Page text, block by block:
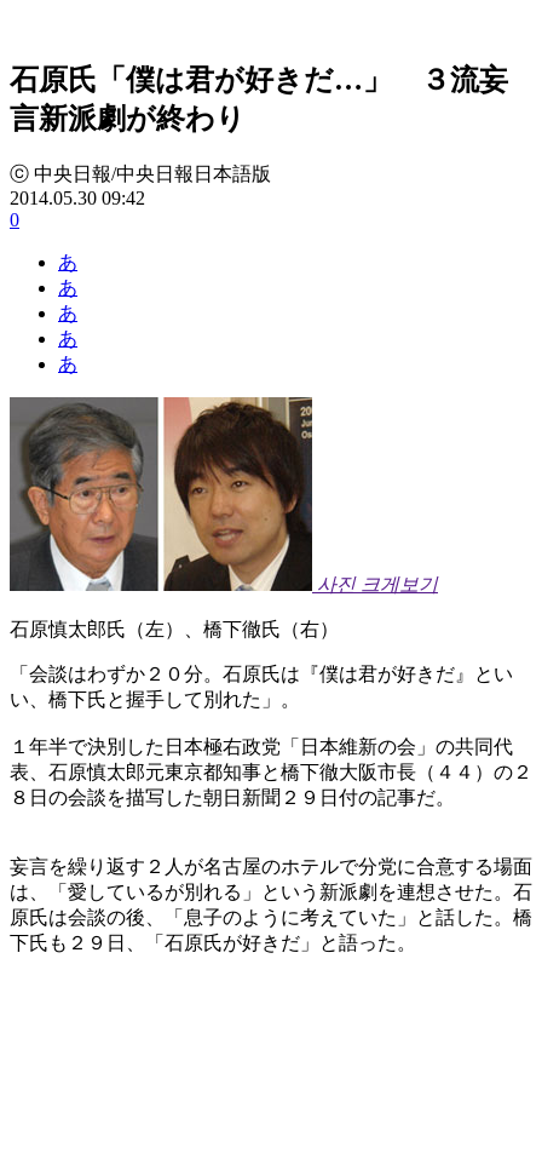
石原氏「僕は君が好きだ…」 ３流妄
言新派劇が終わり
ⓒ 中央日報/中央日報日本語版
2014.05.30 09:42
0
あ
あ
あ
あ
あ
사진 크게보기
石原慎太郎氏（左）、橋下徹氏（右）
「会談はわずか２０分。石原氏は『僕は君が好きだ』とい
い、橋下氏と握手して別れた」。
１年半で決別した日本極右政党「日本維新の会」の共同代
表、石原慎太郎元東京都知事と橋下徹大阪市長（４４）の２
８日の会談を描写した朝日新聞２９日付の記事だ。
妄言を繰り返す２人が名古屋のホテルで分党に合意する場面
は、「愛しているが別れる」という新派劇を連想させた。石
原氏は会談の後、「息子のように考えていた」と話した。橋
下氏も２９日、「石原氏が好きだ」と語った。